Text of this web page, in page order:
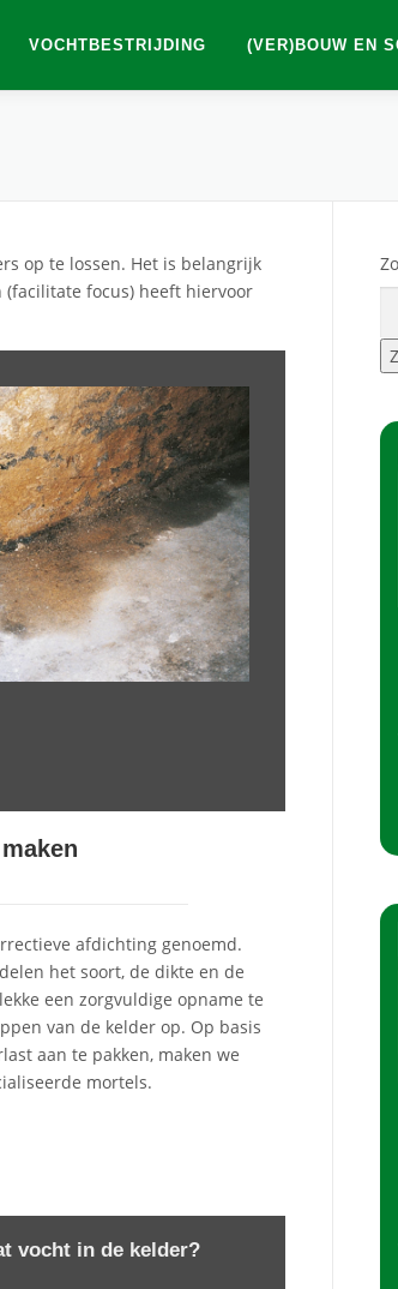
VOCHTBESTRIJDING (VER)BOUW EN
op te lossen. Het is belangrijk
focus) heeft hiervoor
afdichting genoemd.
het soort, de dikte en de
een zorgvuldige opname te
van de kelder op. Op basis
aan te pakken, maken we
mortels.
vocht in de kelder?